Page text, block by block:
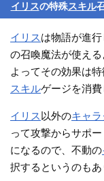
イリスの特殊スキル
イリスは物語が進
の召喚魔法が使え
よってその効果は
スキルゲージを消費
イリス 以外のキャ
って攻撃からサポ
になるので、不動の
択するというのもあ